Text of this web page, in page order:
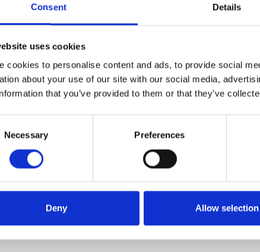
Consent Details
uses cookies
cookies to personalise content and ads, to provide social
about your use of our site with our social media,
that you’ve provided to them or that they’ve
Necessary Preferences
Deny Allow selection
#Ministero dello Sviluppo Locale